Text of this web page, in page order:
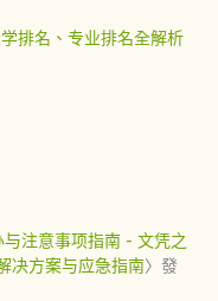
排名、专业排名全解析
注意事项指南 - 文凭之
决方案与应急指南〉發